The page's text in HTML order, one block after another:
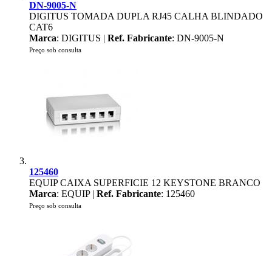
DN-9005-N
DIGITUS TOMADA DUPLA RJ45 CALHA BLINDADO
CAT6
Marca: DIGITUS | Ref. Fabricante: DN-9005-N
Preço sob consulta
125460
EQUIP CAIXA SUPERFICIE 12 KEYSTONE BRANCO
Marca: EQUIP | Ref. Fabricante: 125460
Preço sob consulta